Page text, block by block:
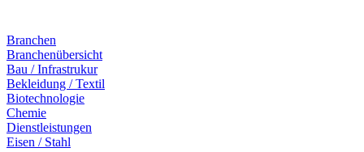
Branchen
Branchenübersicht
Bau / Infrastrukur
Bekleidung / Textil
Biotechnologie
Chemie
Dienstleistungen
Eisen / Stahl